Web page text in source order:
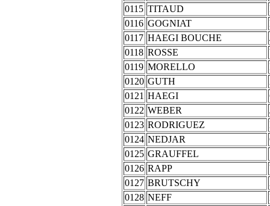
0115 TITAUD
0116 GOGNIAT
0117 HAEGI BOUCHE
0118 ROSSE
0119 MORELLO
0120 GUTH
0121 HAEGI
0122 WEBER
0123 RODRIGUEZ
0124 NEDJAR
0125 GRAUFFEL
0126 RAPP
0127 BRUTSCHY
0128 NEFF